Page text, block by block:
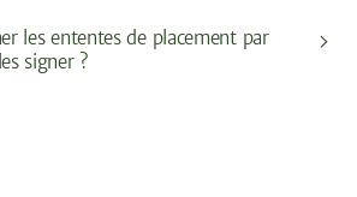
les ententes de placement par
signer ?